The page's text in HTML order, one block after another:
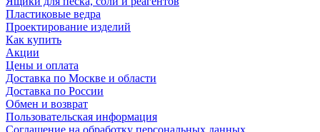
Пластиковые ведра
Проектирование изделий
Как купить
Акции
Цены и оплата
Доставка по Москве и области
Доставка по России
Обмен и возврат
Пользовательская информация
Соглашение на обработку персональных данных